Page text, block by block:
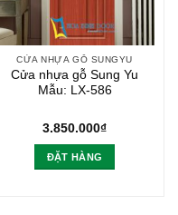
CỬA NHỰA GỖ SUNGYU
Cửa nhựa gỗ Sung Yu
Mẫu: LX-586
3.850.000₫
ĐẶT HÀNG